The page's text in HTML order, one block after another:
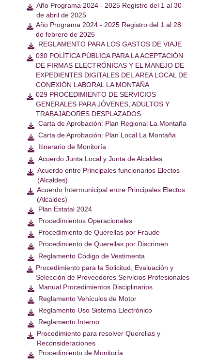
 Año Programa 2024 - 2025 Registro del 1 al 30
de abril de 2025
 Año Programa 2024 - 2025 Registro del 1 al 28
de febrero de 2025
 REGLAMENTO PARA LOS GASTOS DE VIAJE
 030 POLÍTICA PÚBLICA PARA LA ACEPTACIÓN
DE FIRMAS ELECTRÓNICAS Y EL MANEJO DE
EXPEDIENTES DIGITALES DEL AREA LOCAL DE
CONEXIÓN LABORAL LA MONTAÑA
 029 PROCEDIMIENTO DE SERVICIOS
GENERALES PARA JÓVENES, ADULTOS Y
TRABAJADORES DESPLAZADOS
 Carta de Aprobación: Plan Regional La Montaña
 Carta de Aprobación: Plan Local La Montaña
 Itinerario de Monitoría
 Acuerdo Junta Local y Junta de Alcaldes
 Acuerdo entre Principales funcionarios Electos
(Alcaldes)
 Acuerdo Intermunicipal entre Principales Electos
(Alcaldes)
 Plan Estatal 2024
 Procedimientos Operacionales
 Procedimiento de Querellas por Fraude
 Procedimiento de Querellas por Discrimen
 Reglamento Código de Vestimenta
 Procedimiento para la Solicitud, Evaluación y
Selección de Proveedores Servicios Profesionales
 Manual Procedimientos Disciplinarios
 Reglamento Vehículos de Motor
 Reglamento Uso Sistema Electrónico
 Reglamento Interno
 Procedimiento para resolver Querellas y
Reconsideraciones
 Procedimiento de Monitoría